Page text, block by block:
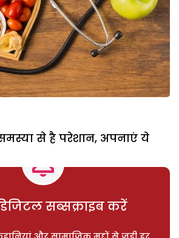
से है परेशान, अपनाएं ये
सब्सक्राइब करें